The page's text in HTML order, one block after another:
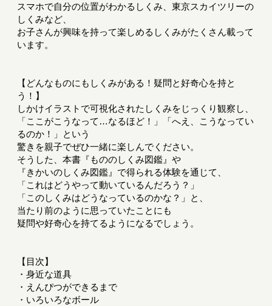
スマホで自分の位置がわかるしくみ、東京スカイツリーの
しくみなど、
お子さんが興味を持って楽しめるしくみがたくさん載って
います。
【どんなものにもしくみがある！疑問と好奇心を持と
う！】
しかけイラストで可視化されたしくみをじっくり観察し、
「ここがこうなって…なるほど！」「へえ、こうなってい
るのか！」という
驚きを親子でぜひ一緒に楽しんでください。
そうした、本書『もののしくみ図鑑』や
『きかいのしくみ図鑑』で得られる体験を通じて、
「これはどうやって動いているんだろう？」
「このしくみはどうなっているのかな？」と、
当たり前のように思っていたことにも
疑問や好奇心を持てるようになるでしょう。
【目次】
・身近な道具
・えんぴつができるまで
・いろいろなボール